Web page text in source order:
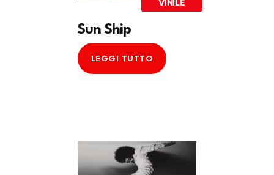
VINILE
Sun Ship
LEGGI TUTTO